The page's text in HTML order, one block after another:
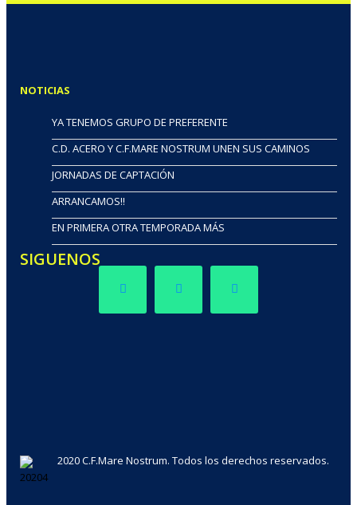
NOTICIAS
YA TENEMOS GRUPO DE PREFERENTE
C.D. ACERO Y C.F.MARE NOSTRUM UNEN SUS CAMINOS
JORNADAS DE CAPTACIÓN
ARRANCAMOS!!
EN PRIMERA OTRA TEMPORADA MÁS
SIGUENOS
2020 C.F.Mare Nostrum. Todos los derechos reservados.